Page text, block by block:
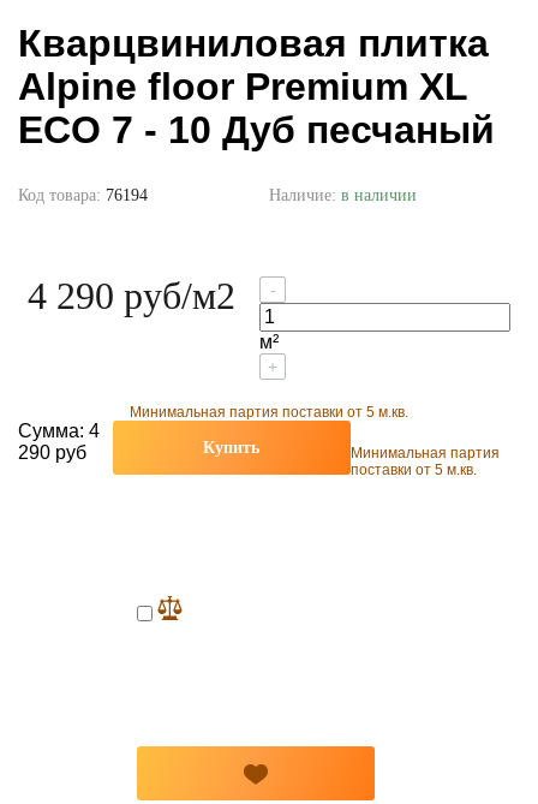
Кварцвиниловая плитка
Alpine floor Premium XL
ECO 7 - 10 Дуб песчаный
Код товара: 76194 Наличие: в наличии
4 290 руб/м2 -
м²
+
Минимальная партия поставки от 5 м.кв.
Сумма: 4
290 руб
Купить
Минимальная партия
поставки от 5 м.кв.